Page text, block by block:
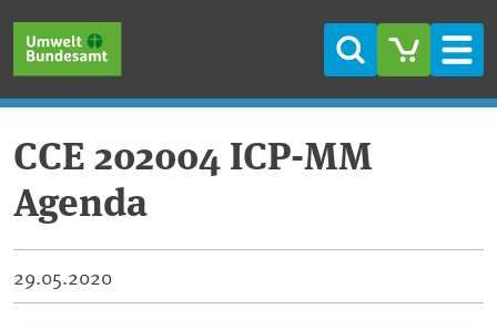
Suche
CCE 202004 ICP-MM
Agenda
29.05.2020